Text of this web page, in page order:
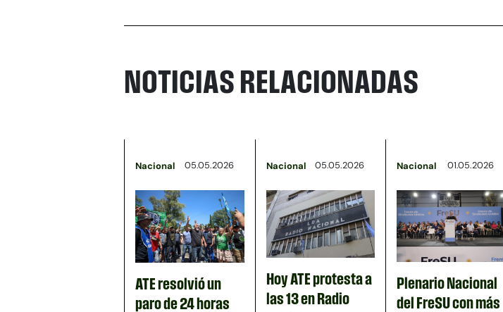
NOTICIAS RELACIONADAS
Nacional 05.05.2026
ATE resolvió un
paro de 24 horas
Nacional 05.05.2026
Hoy ATE protesta a
las 13 en Radio
Nacional 01.05.2026
Plenario Nacional
del FreSU con más